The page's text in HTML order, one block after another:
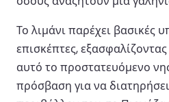
Το λιμάνι παρέχει βασικές
επισκέπτες,
αυτό το προστατευόμενο
πρόσβαση για να